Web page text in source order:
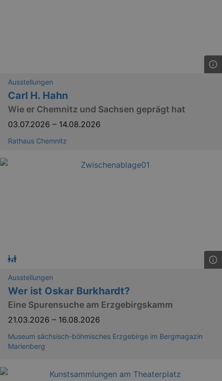
Ausstellungen
Carl H. Hahn
Wie er Chemnitz und Sachsen geprägt hat
03.07.2026 – 14.08.2026
Rathaus Chemnitz
Ausstellungen
Wer ist Oskar Burkhardt?
Eine Spurensuche am Erzgebirgskamm
21.03.2026 – 16.08.2026
Museum sächsisch-böhmisches Erzgebirge im Bergmagazin
Marienberg